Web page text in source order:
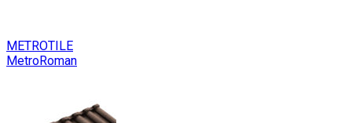
METROTILE
MetroRoman